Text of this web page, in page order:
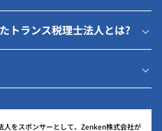
トランス税理士法人とは?
人をスポンサーとして、Zenken株式会社が